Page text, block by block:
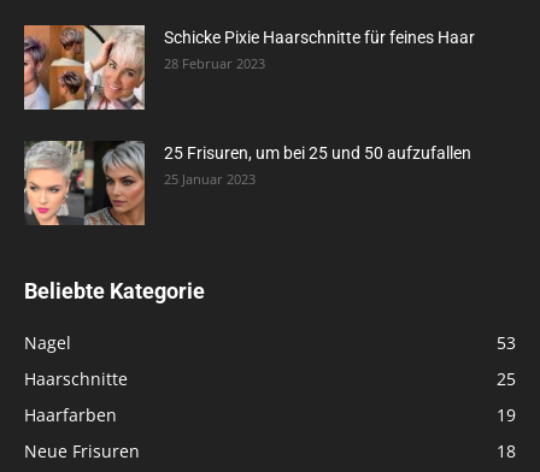
Schicke Pixie Haarschnitte für feines Haar
28 Februar 2023
25 Frisuren, um bei 25 und 50 aufzufallen
25 Januar 2023
Beliebte Kategorie
Nagel
53
Haarschnitte
25
Haarfarben
19
Neue Frisuren
18